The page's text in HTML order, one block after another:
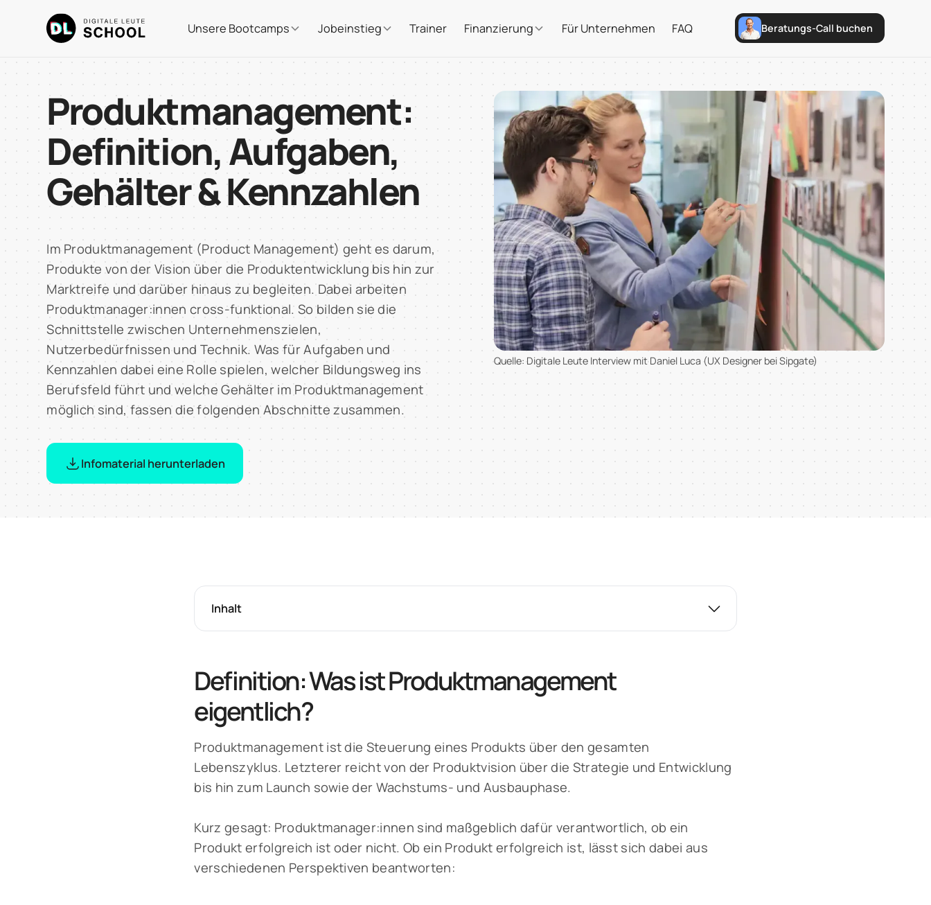
Unsere Bootcamps Jobeinstieg Trainer Finanzierung Für Unternehmen FAQ Beratungs-Call buchen
Produktmanagement:
Definition, Aufgaben,
Gehälter & Kennzahlen
Im Produktmanagement (Product Management) geht es darum,
Produkte von der Vision über die Produktentwicklung bis hin zur
Marktreife und darüber hinaus zu begleiten. Dabei arbeiten
Produktmanager:innen cross-funktional. So bilden sie die
Schnittstelle zwischen Unternehmenszielen,
Nutzerbedürfnissen und Technik. Was für Aufgaben und
Kennzahlen dabei eine Rolle spielen, welcher Bildungsweg ins
Berufsfeld führt und welche Gehälter im Produktmanagement
möglich sind, fassen die folgenden Abschnitte zusammen.
Infomaterial herunterladen
Quelle: Digitale Leute Interview mit Daniel Luca (UX Designer bei Sipgate)
Inhalt
Definition: Was ist Produktmanagement
eigentlich?
Produktmanagement ist die Steuerung eines Produkts über den gesamten
Lebenszyklus. Letzterer reicht von der Produktvision über die Strategie und Entwicklung
bis hin zum Launch sowie der Wachstums- und Ausbauphase.
Kurz gesagt: Produktmanager:innen sind maßgeblich dafür verantwortlich, ob ein
Produkt erfolgreich ist oder nicht. Ob ein Produkt erfolgreich ist, lässt sich dabei aus
verschiedenen Perspektiven beantworten: